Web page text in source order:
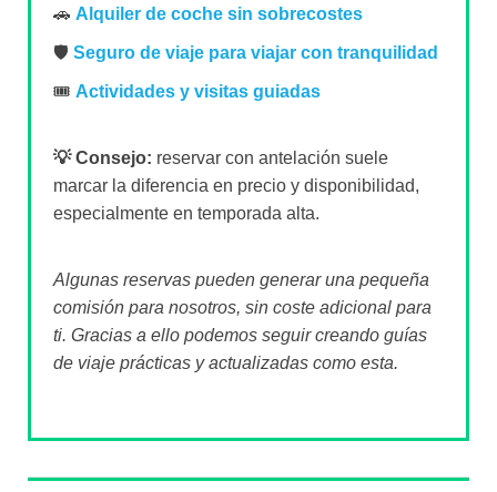
🚗 Alquiler de coche sin sobrecostes
🛡️ Seguro de viaje para viajar con tranquilidad
🎟️ Actividades y visitas guiadas
💡 Consejo: reservar con antelación suele
marcar la diferencia en precio y disponibilidad,
especialmente en temporada alta.
Algunas reservas pueden generar una pequeña
comisión para nosotros, sin coste adicional para
ti. Gracias a ello podemos seguir creando guías
de viaje prácticas y actualizadas como esta.